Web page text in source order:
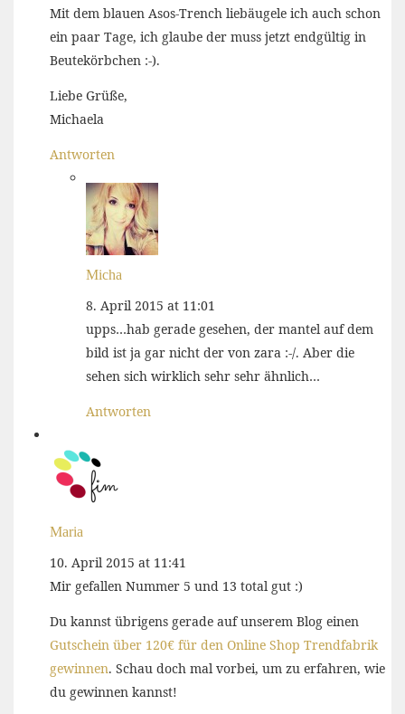
Mit dem blauen Asos-Trench liebäugele ich auch schon
ein paar Tage, ich glaube der muss jetzt endgültig in
Beutekörbchen :-).
Liebe Grüße,
Michaela
Antworten
Micha
8. April 2015 at 11:01
upps…hab gerade gesehen, der mantel auf dem
bild ist ja gar nicht der von zara :-/. Aber die
sehen sich wirklich sehr sehr ähnlich…
Antworten
Maria
10. April 2015 at 11:41
Mir gefallen Nummer 5 und 13 total gut :)
Du kannst übrigens gerade auf unserem Blog einen
Gutschein über 120€ für den Online Shop Trendfabrik
gewinnen. Schau doch mal vorbei, um zu erfahren, wie
du gewinnen kannst!